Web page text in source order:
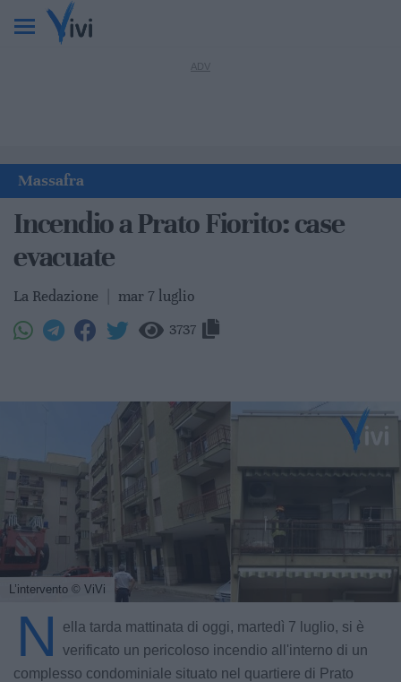
Massafra
Incendio a Prato Fiorito: case
evacuate
La Redazione mar 7 luglio
3737
L’intervento © ViVi
N
ella tarda mattinata di oggi, martedì 7 luglio, si è
verificato un pericoloso incendio all'interno di un
complesso condominiale situato nel quartiere di Prato